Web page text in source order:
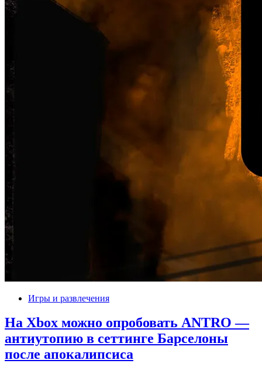
Игры и развлечения
На Xbox можно опробовать ANTRO —
антиутопию в сеттинге Барселоны
после апокалипсиса